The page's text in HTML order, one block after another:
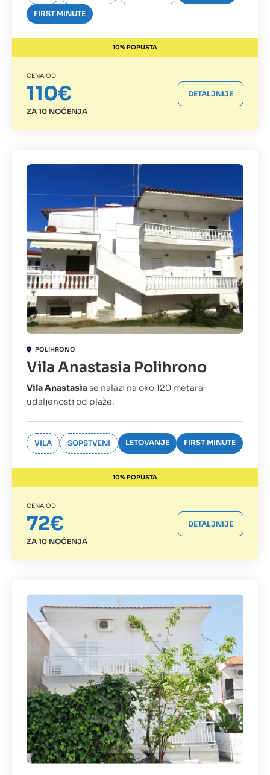
FIRST MINUTE
10% POPUSTA
CENA OD
110€
ZA 10 NOĆENJA
DETALJNIJE
POLIHRONO
Vila Anastasia Polihrono
Vila Anastasiase nalazi na oko 120 metara
udaljenosti od plaže.
VILA SOPSTVENI LETOVANJE FIRST MINUTE
10% POPUSTA
CENA OD
72€
ZA 10 NOĆENJA
DETALJNIJE